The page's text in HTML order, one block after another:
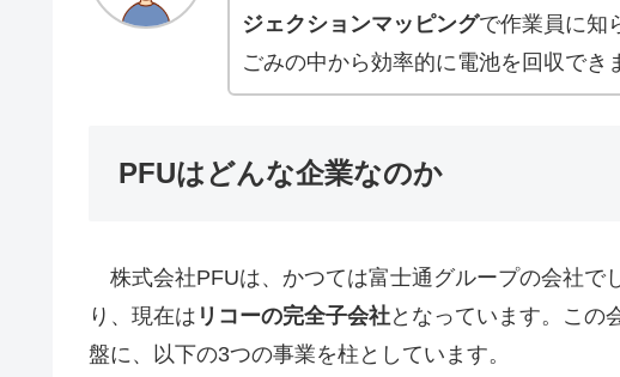
ジェクションマッピングで作業員に知
ごみの中から効率的に電池を回収でき
PFUはどんな企業なのか
株式会社PFUは、かつては富士通グループの会社で
り、現在は リコーの完全子会社となっています。この
盤に、以下の3つの事業を柱としています。